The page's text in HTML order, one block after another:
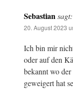
Sebastian sagt:
20. August 2023
Ich bin mir
oder auf den
bekannt wo der
geweigert hat